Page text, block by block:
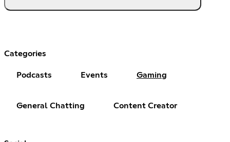
Categories
Podcasts Events Gaming
General Chatting Content Creator